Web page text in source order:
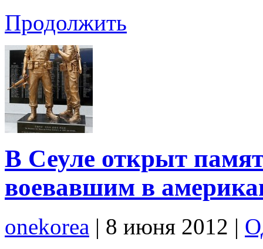
Продолжить
В Сеуле открыт
воевавшим в
onekorea | 8 июня 2012 |